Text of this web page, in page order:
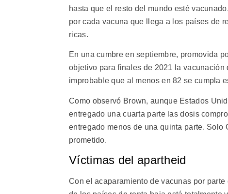
hasta que el resto del mundo esté
por cada vacuna que llega a los países de
ricas.
En una cumbre en septiembre, promovida
objetivo para finales de 2021 la
improbable que al menos en 82 se cumpla
Como observó Brown, aunque Estados
entregado una cuarta parte las dosis
entregado menos de una quinta parte.
prometido.
Víctimas del apartheid
Con el acaparamiento de vacunas por